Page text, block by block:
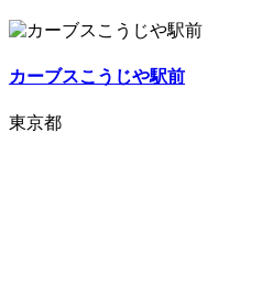
カーブスこうじや駅前
東京都